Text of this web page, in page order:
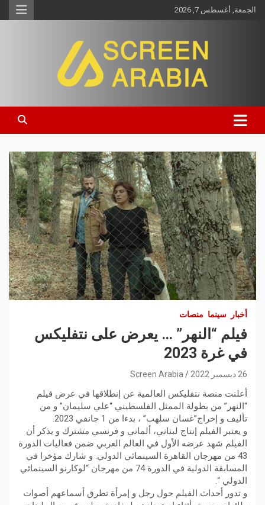
الجمعة, أغسطس 7, 2026
Screen Arabia
أخبار سينما منصات
فيلم “النهر” … يعرض على نتفليكس
في غرة 2023
26 ديسمبر 2022 Screen Arabia
أعلنت منصة نتفليكس العالمية عن إنطلاقها في عرض فيلم
“النهر” من بطولة الممثل الفلسطيني “علي سليمان” و من
تأليف و إخراج”غسان سلهب” ، بدءا من 1 جانفي 2023.
و يعتبر الفيلم إنتاج لبناني، ألماني و فرنسي مشترك و يذكر أن
الفيلم شهد عرضه الأول في العالم العربي ضمن فعاليات الدورة
43 من مهرجان القاهرة السينمائي الدولي. و شارك مؤخرا في
المسابقة الدولية في الدورة 74 من مهرجان “لوكارنو السينمائي
الدولي “.
و تدور أحداث الفيلم حول رجل و إمرأة تطرق أسماعهم أصوات